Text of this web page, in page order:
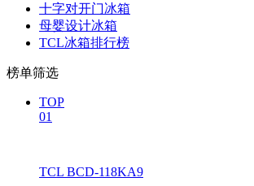
十字对开门冰箱
母婴设计冰箱
TCL冰箱排行榜
榜单筛选
TOP
01
TCL BCD-118KA9